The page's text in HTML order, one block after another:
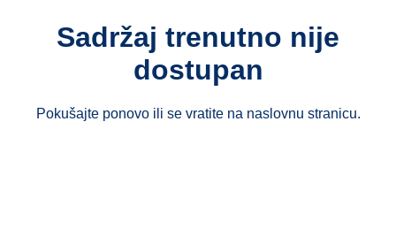
Sadržaj trenutno nije
dostupan
Pokušajte ponovo ili se vratite na naslovnu stranicu.